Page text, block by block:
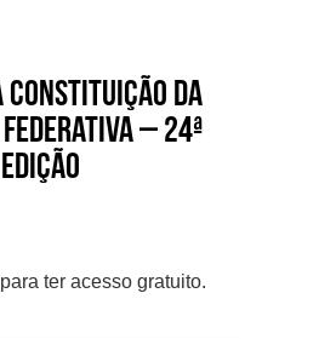
da
– 24ª
Edição
ter acesso gratuito.